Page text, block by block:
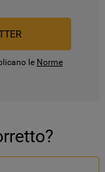
le Norme